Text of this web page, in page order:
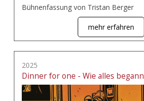
Bühnenfassung von Tristan Berger
mehr erfahren
2025
Dinner for one - Wie alles begann